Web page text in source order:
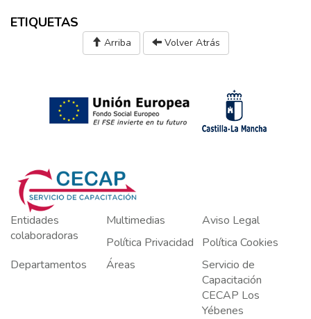
ETIQUETAS
Arriba Volver Atrás
Entidades
colaboradoras
Multimedias
Aviso Legal
Política Privacidad
Política Cookies
Departamentos
Áreas
Servicio de
Capacitación
CECAP Los
Yébenes